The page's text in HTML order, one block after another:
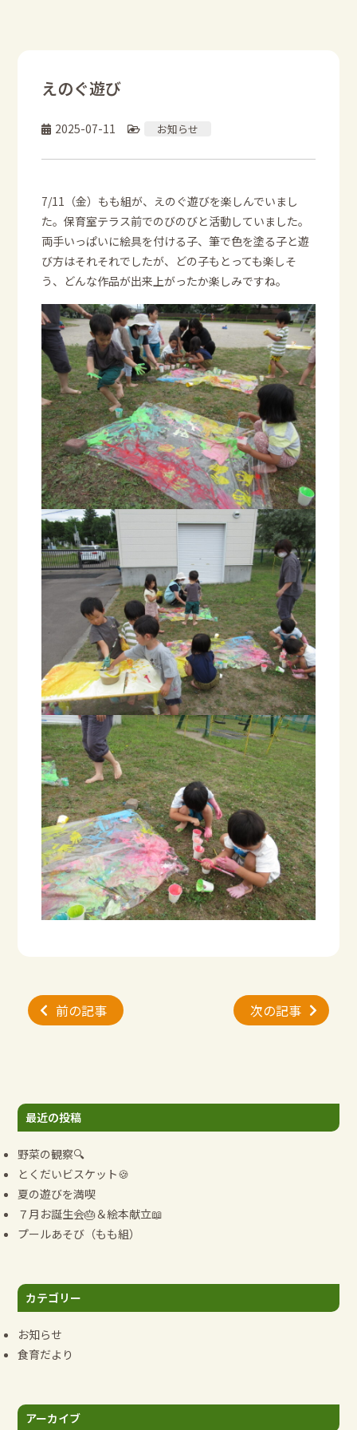
えのぐ遊び
2025-07-11 お知らせ
7/11（金）もも組が、えのぐ遊びを楽しんでいまし
た。保育室テラス前でのびのびと活動していました。
両手いっぱいに絵具を付ける子、筆で色を塗る子と遊
び方はそれそれでしたが、どの子もとっても楽しそ
う、どんな作品が出来上がったか楽しみですね。
投
稿
ー
シ
ン
前の記事 次の記事
最近の投稿
野菜の観察🔍
とくだいビスケット🍪
夏の遊びを満喫
７月お誕生会🎂＆絵本献立📖
プールあそび（もも組）
カテゴリー
お知らせ
食育だより
アーカイブ